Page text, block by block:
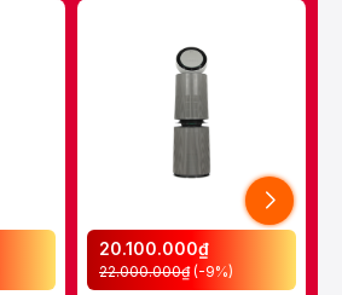
20.100.000₫
22.000.000₫ (-9%)